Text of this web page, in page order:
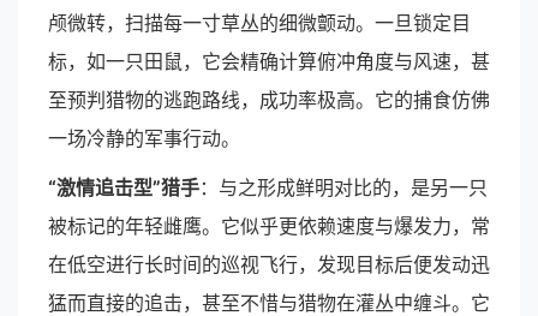
颅微转，扫描每一寸草丛的细微颤动。一旦锁定目
标，如一只田鼠，它会精确计算俯冲角度与风速，甚
至预判猎物的逃跑路线，成功率极高。它的捕食仿佛
一场冷静的军事行动。
“激情追击型”猎手：与之形成鲜明对比的，是另一只
被标记的年轻雌鹰。它似乎更依赖速度与爆发力，常
在低空进行长时间的巡视飞行，发现目标后便发动迅
猛而直接的追击，甚至不惜与猎物在灌丛中缠斗。它